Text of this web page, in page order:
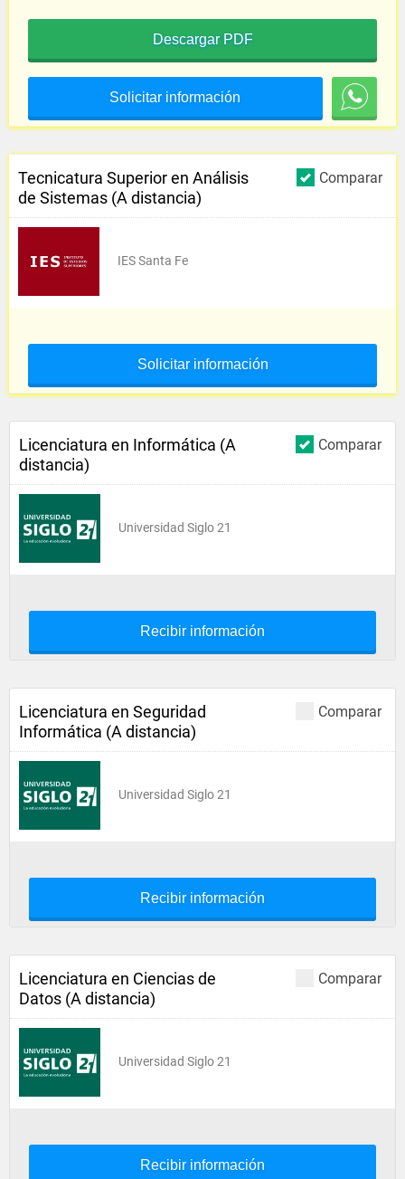
Descargar PDF
Solicitar información
Comparar
Tecnicatura Superior en Análisis
de Sistemas (A distancia)
IES Santa Fe
Solicitar información
Comparar
Licenciatura en Informática (A
distancia)
Universidad Siglo 21
Recibir información
Comparar
Licenciatura en Seguridad
Informática (A distancia)
Universidad Siglo 21
Recibir información
Comparar
Licenciatura en Ciencias de
Datos (A distancia)
Universidad Siglo 21
Recibir información